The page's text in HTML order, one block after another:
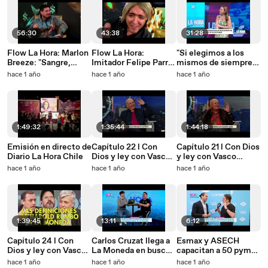
56:30
Flow La Hora: Marlon
Breeze: "Sangre,
sudor y lágrimas nos
aquí"
hace 1 año
1:49:32
Emisión en directo de
Diario La Hora Chile
hace 1 año
1:39:45
Capítulo 24 l Con
Dios y ley con Vasco
Moulian
hace 1 año
43:38
Flow La Hora:
Imitador Felipe Parra
alista su próximo
molde a Polimá
hace 1 año
1:35:44
Capítulo 22 l Con
Dios y ley con Vasco
Moulian
hace 1 año
13:11
Carlos Cruzat llega a
La Moneda en busca
de su pensión de
hace 1 año
31:28
"Si elegimos a los
mismos de siempre,
las cosas no
Joignant a la
gobernación RM
hace 1 año
1:44:18
Capítulo 21 l Con Dios
y ley con Vasco
Moulian
hace 1 año
6:12
Esmax y ASECH
capacitan a 50 pymes
en finanzas, IA y
hace 1 año